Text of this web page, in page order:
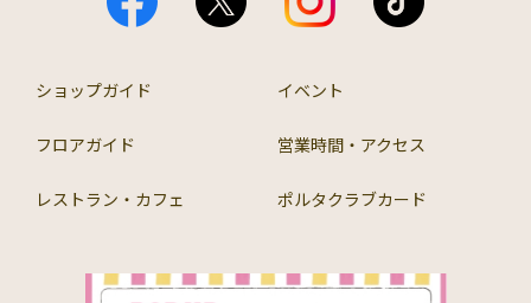
ショップガイド イベント
フロアガイド 営業時間・アクセス
レストラン・カフェ ポルタクラブカード